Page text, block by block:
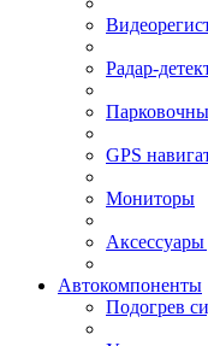
Радар-
GPS
Мониторы
Аксессуары
Автокомпоненты
Подогрев